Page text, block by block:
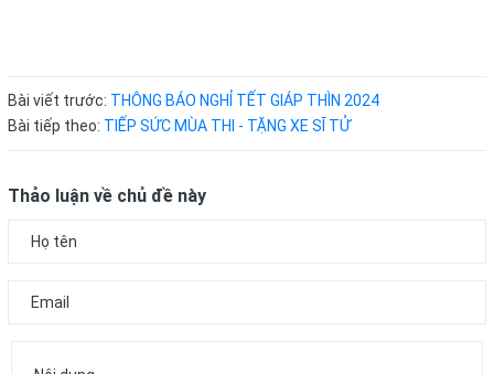
Bài viết trước: THÔNG BÁO NGHỈ TẾT GIÁP THÌN 2024
Bài tiếp theo: TIẾP SỨC MÙA THI - TẶNG XE SĨ TỬ
Thảo luận về chủ đề này